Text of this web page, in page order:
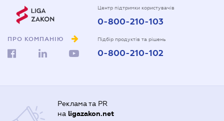
ПРО КОМПАНІЮ
Центр підтримки користувачів
0-800-210-103
Підбір продуктів та рішень
0-800-210-102
Реклама та PR
на ligazakon.net